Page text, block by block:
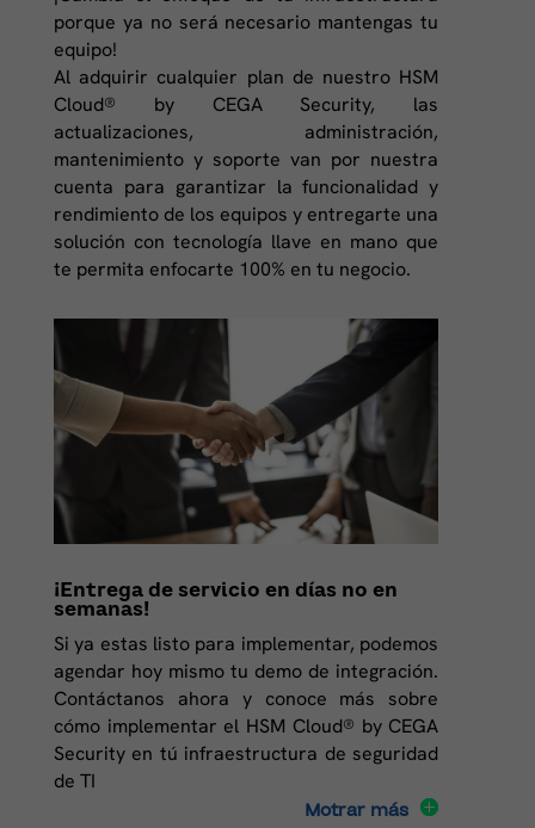
porque ya no será necesario mantengas tu
equipo!
Al adquirir cualquier plan de nuestro HSM
Cloud® by CEGA Security, las
actualizaciones, administración,
mantenimiento y soporte van por nuestra
cuenta para garantizar la funcionalidad y
rendimiento de los equipos y entregarte una
solución con tecnología llave en mano que
te permita enfocarte 100% en tu negocio.
¡Entrega de servicio en días no en
semanas!
Si ya estas listo para implementar, podemos
agendar hoy mismo tu demo de integración.
Contáctanos ahora y conoce más sobre
cómo implementar el HSM Cloud® by CEGA
Security en tú infraestructura de seguridad
de TI
Motrar más